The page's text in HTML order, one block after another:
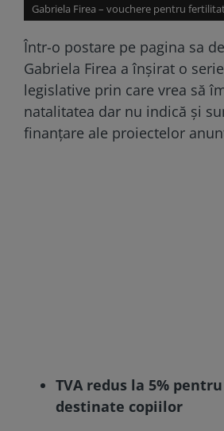
Gabriela Firea – vouchere pentru
Într-o postare pe pagina sa
Gabriela Firea a înşirat o
legislative prin care vrea să
natalitatea dar nu indică și
finanțare ale proiectelor
TVA redus la 5%
destinate copiilor